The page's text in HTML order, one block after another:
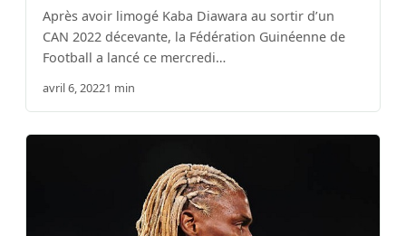
Après avoir limogé Kaba Diawara au sortir d’un
CAN 2022 décevante, la Fédération Guinéenne de
Football a lancé ce mercredi…
avril 6, 20221 min